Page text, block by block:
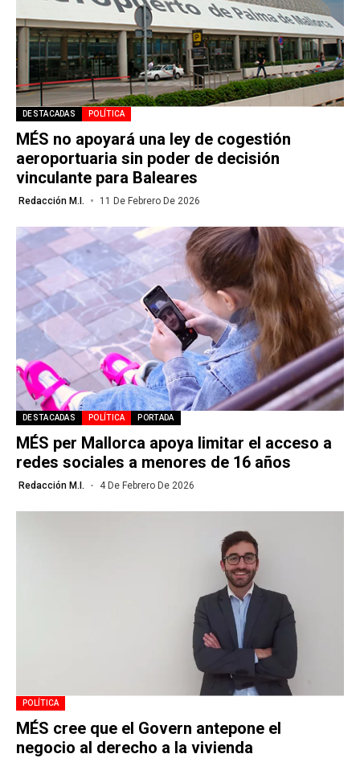
DESTACADAS POLÍTICA
MÉS no apoyará una ley de cogestión
aeroportuaria sin poder de decisión
vinculante para Baleares
Redacción M.I. 11 De Febrero De 2026
DESTACADAS POLÍTICA PORTADA
MÉS per Mallorca apoya limitar el acceso a
redes sociales a menores de 16 años
Redacción M.I. 4 De Febrero De 2026
POLÍTICA
MÉS cree que el Govern antepone el
negocio al derecho a la vivienda